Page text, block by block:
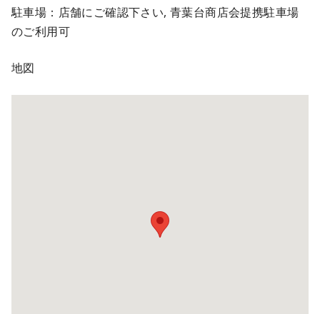
駐車場：店舗にご確認下さい, 青葉台商店会提携駐車場
のご利用可
地図